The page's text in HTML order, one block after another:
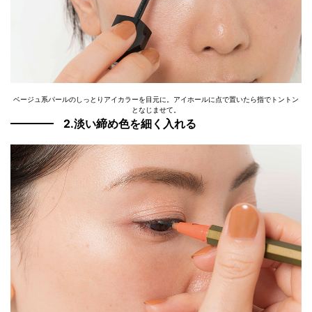
ベージュ系パールのしっとりアイカラーを目元に。アイホールに点で置いたら指でトントン
となじませて。
2.淡い締め色を細く入れる